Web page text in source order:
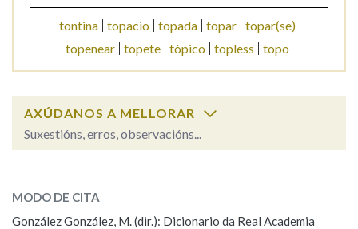
Nos exemplos
Na fraseoloxía
Marcas gramaticais
tontina topacio topada topar
topar(se)
topenear
topete tópico topless topo
AXÚDANOS A MELLORAR
Suxestións, erros, observacións...
ESCOLLE UNHA OPCIÓN:
MODO DE CITA
González González, M. (dir.): Dicionario da Real Academia